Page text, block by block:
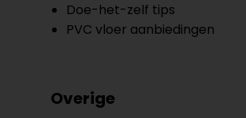
Doe-het-zelf tips
PVC vloer aanbiedingen
Overige